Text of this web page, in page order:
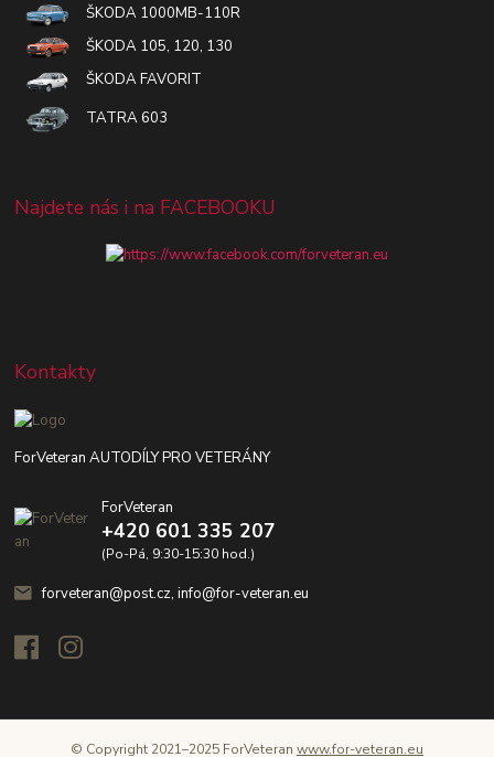
ŠKODA 1000MB-110R
ŠKODA 105, 120, 130
ŠKODA FAVORIT
TATRA 603
Najdete nás i na FACEBOOKU
Kontakty
ForVeteran AUTODÍLY PRO VETERÁNY
ForVeteran
+420 601 335 207
(Po-Pá, 9:30-15:30 hod.)
forveteran@post.cz, info@for-veteran.eu
© Copyright 2021–2025 ForVeteran www.for-veteran.eu